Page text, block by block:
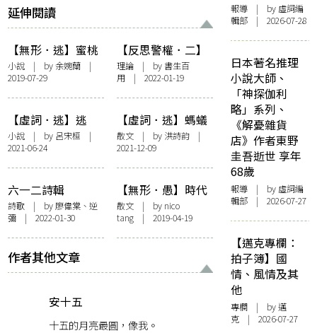
延伸閱讀
【無形．逃】蜜桃
小說 | by 余婉蘭 |
2019-07-29
【反思警權．二】
警察使用武力的權
利範圍 法律兩大
準則和倫理五大準
則
理論| by 書生百
用 | 2022-01-19
【虛詞．逃】逃
小說 | by 呂宋桓 |
2021-06-24
【虛詞．逃】螞蟻
在大象身上爬過
散文| by 洪詩韵 |
2021-12-09
六一二詩輯
（一）：就連擰開
一瓶清水也會傾倒
出刀刃的時代已來
臨
詩歌 | by 廖偉棠、逆
彌 | 2022-01-30
【無形．愚】時代
失格 愚樂無窮
散文| by nico
tang| 2019-04-19
作者其他文章
安十五
十五的月亮最圓，像我。
報導 | by 虛詞編
輯部 | 2026-07-28
日本著名推理
小說大師、
「神探伽利
略」系列、
《解憂雜貨
店》作者東野
圭吾逝世 享年
68歲
報導 | by 虛詞編
輯部 | 2026-07-27
【邁克專欄：
拍子簿】國
情、風情及其
他
專欄 | by邁
克 | 2026-07-27